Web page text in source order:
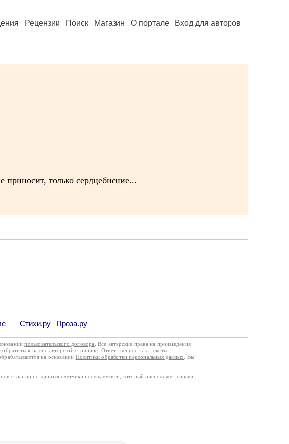
Рецензии Поиск Магазин О портале Вход для авторов
только сердцебиение...
Стихи.ру Проза.ру
пользовательского договора
. Все авторские права на произведения
на его авторской странице. Ответственность за тексты
на основании Политики обработки персональных данных
. Вы
страниц по данным счетчика посещаемости, который расположен справа